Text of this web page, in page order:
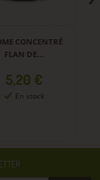
CONCENTRÉ
FLAN DE...
Prix
5,20 €
En stock